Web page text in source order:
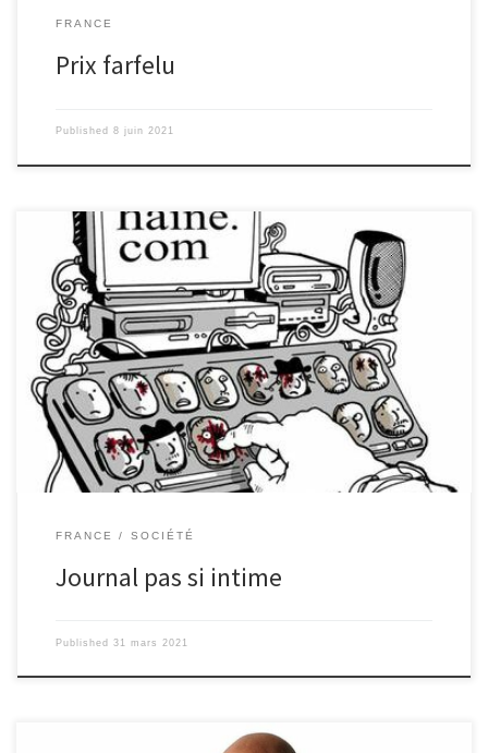
FRANCE
Prix farfelu
Published 8 juin 2021
Les réseaux sociaux sont les nouveaux espaces de « confession »
des adolescents d’aujourd’hui : intimité partagée par des
centaines d’abonnés, parfois des dizaines de milliers, comme
dans l’affaire Mila : rançon d’un succès? « L’affaire Mila » : une
lycéenne de 16 ans fait un live sur Instagram le 18 janvier 2020,
pour parler, comme d’habitude, de tout et de rien avec ses
« followers », raconter sa vie, partager des idées. Lors des
échanges, un garçon d’origine maghrébine lui fait des avances
insistantes. […]
FRANCE SOCIÉTÉ
Journal pas si intime
Published 31 mars 2021